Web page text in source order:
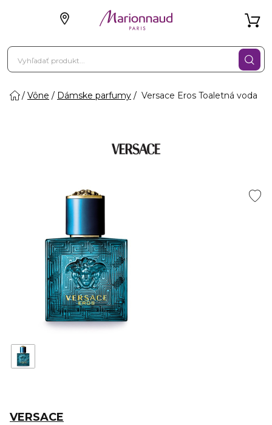
Vône Dámske parfumy Versace Eros Toaletná voda
VERSACE